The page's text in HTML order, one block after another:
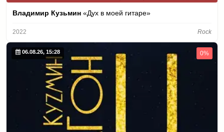
Владимир Кузьмин «Дух в моей гитаре»
2022 Rock
06.08.26, 15:28 0%